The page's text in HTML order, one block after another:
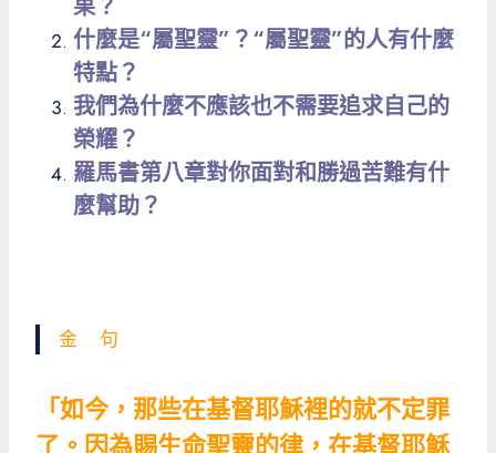
果？
什麼是“屬聖靈”？“屬聖靈”的人有什麼
特點？
我們為什麼不應該也不需要追求自己的
榮耀？
羅馬書第八章對你面對和勝過苦難有什
麼幫助？
金 句
「如今，那些在基督耶穌裡的就不定罪
了。因為賜生命聖靈的律，在基督耶穌